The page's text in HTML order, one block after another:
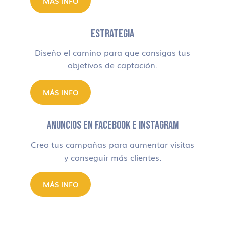
ESTRATEGIA
Diseño el camino para que consigas tus
objetivos de captación.
MÁS INFO
ANUNCIOS EN FACEBOOK E INSTAGRAM
Creo tus campañas para aumentar visitas
y conseguir más clientes.
MÁS INFO